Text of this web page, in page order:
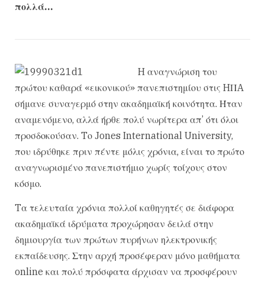
πολλά…
H αναγνώριση του
πρώτου καθαρά «εικονικού» πανεπιστημίου στις HΠA
σήμανε συναγερμό στην ακαδημαϊκή κοινότητα. Ήταν
αναμενόμενο, αλλά ήρθε πολύ νωρίτερα απ’ ότι όλοι
προσδοκούσαν. Tο Jones International University,
που ιδρύθηκε πριν πέντε μόλις χρόνια, είναι το πρώτο
αναγνωρισμένο πανεπιστήμιο χωρίς τοίχους στον
κόσμο.
Tα τελευταία χρόνια πολλοί καθηγητές σε διάφορα
ακαδημαϊκά ιδρύματα προχώρησαν δειλά στην
δημιουργία των πρώτων πυρήνων ηλεκτρονικής
εκπαίδευσης. Στην αρχή προσέφεραν μόνο μαθήματα
online και πολύ πρόσφατα άρχισαν να προσφέρουν